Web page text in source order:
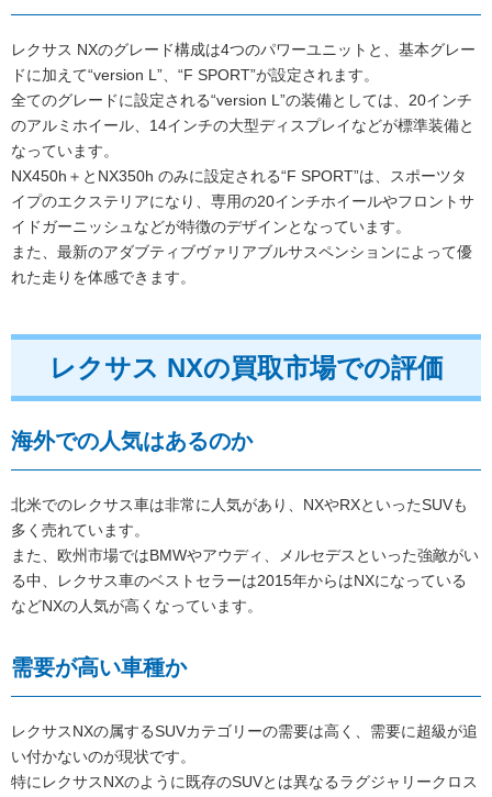
レクサス NXのグレード構成は4つのパワーユニットと、基本グレー
ドに加えて“version L”、“F SPORT”が設定されます。
全てのグレードに設定される“version L”の装備としては、20インチ
のアルミホイール、14インチの大型ディスプレイなどが標準装備と
なっています。
NX450h＋とNX350h のみに設定される“F SPORT”は、スポーツタ
イプのエクステリアになり、専用の20インチホイールやフロントサ
イドガーニッシュなどが特徴のデザインとなっています。
また、最新のアダブティブヴァリアブルサスペンションによって優
れた走りを体感できます。
レクサス NXの買取市場での評価
海外での人気はあるのか
北米でのレクサス車は非常に人気があり、NXやRXといったSUVも
多く売れています。
また、欧州市場ではBMWやアウディ、メルセデスといった強敵がい
る中、レクサス車のベストセラーは2015年からはNXになっている
などNXの人気が高くなっています。
需要が高い車種か
レクサスNXの属するSUVカテゴリーの需要は高く、需要に超級が追
い付かないのが現状です。
特にレクサスNXのように既存のSUVとは異なるラグジャリークロス